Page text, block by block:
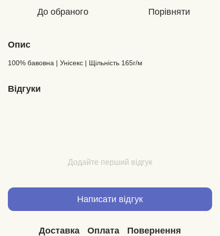
До обраного Порівняти
Опис
100% бавовна | Унісекс | Щільність 165г/м
Відгуки
Додайте перший відгук
Написати відгук
Доставка Оплата Повернення